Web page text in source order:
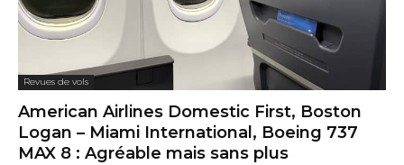
Revues de vols
American Airlines Domestic First, Boston
Logan – Miami International, Boeing 737
MAX 8 : Agréable mais sans plus